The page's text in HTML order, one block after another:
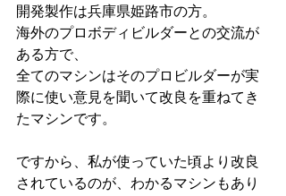
開発製作は兵庫県姫路市の方。
海外のプロボディビルダーとの交流が
ある方で、
全てのマシンはそのプロビルダーが実
際に使い意見を聞いて改良を重ねてき
たマシンです。
ですから、私が使っていた頃より改良
されているのが、わかるマシンもあり